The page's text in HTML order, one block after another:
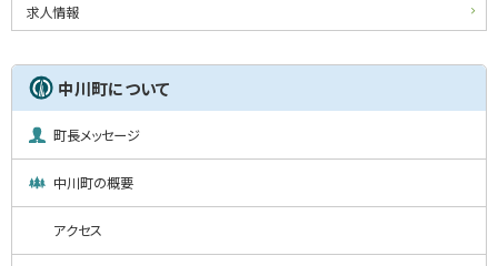
求人情報
中川町について
町長メッセージ
中川町の概要
アクセス